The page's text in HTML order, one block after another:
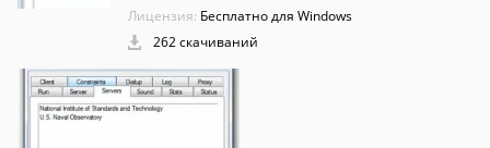
Лицензия: Бесплатно для Windows
262 скачиваний